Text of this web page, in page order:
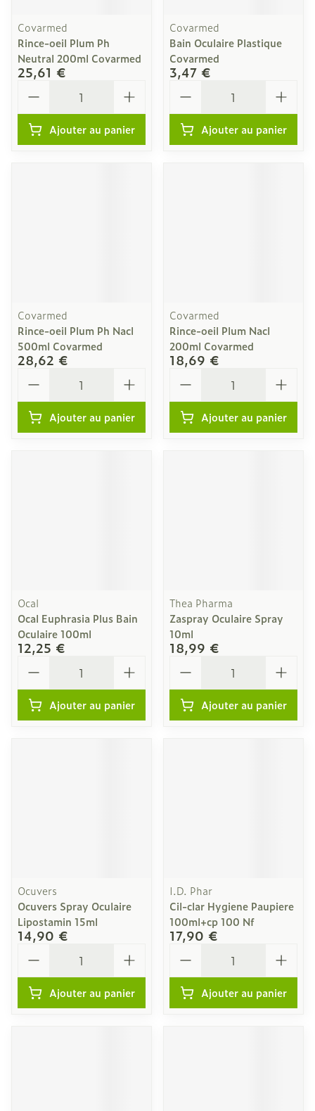
Covarmed
Rince-oeil Plum Ph
Neutral 200ml Covarmed
25,61 €
Ajouter au panier
Covarmed
Bain Oculaire Plastique
Covarmed
3,47 €
Ajouter au panier
Covarmed
Rince-oeil Plum Ph Nacl
500ml Covarmed
28,62 €
Ajouter au panier
Covarmed
Rince-oeil Plum Nacl
200ml Covarmed
18,69 €
Ajouter au panier
Ocal
Ocal Euphrasia Plus Bain
Oculaire 100ml
12,25 €
Ajouter au panier
Thea Pharma
Zaspray Oculaire Spray
10ml
18,99 €
Ajouter au panier
Ocuvers
Ocuvers Spray Oculaire
Lipostamin 15ml
14,90 €
Ajouter au panier
I.D. Phar
Cil-clar Hygiene Paupiere
100ml+cp 100 Nf
17,90 €
Ajouter au panier